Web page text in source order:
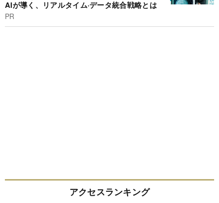
AIが導く、リアルタイム·データ統合戦略とは
PR
アクセスランキング